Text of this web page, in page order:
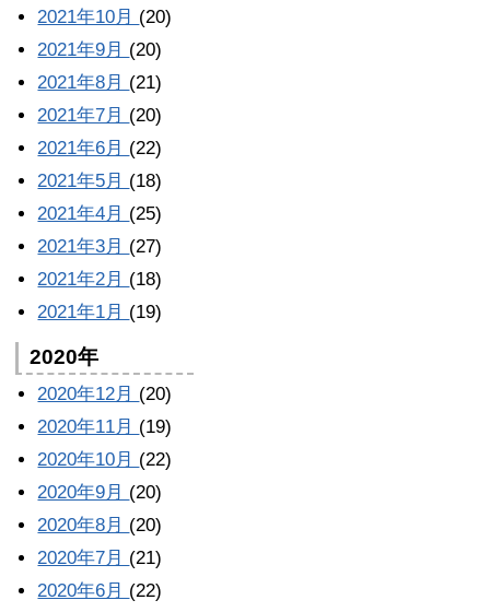
2021年10月 (20)
2021年9月 (20)
2021年8月 (21)
2021年7月 (20)
2021年6月 (22)
2021年5月 (18)
2021年4月 (25)
2021年3月 (27)
2021年2月 (18)
2021年1月 (19)
2020年
2020年12月 (20)
2020年11月 (19)
2020年10月 (22)
2020年9月 (20)
2020年8月 (20)
2020年7月 (21)
2020年6月 (22)